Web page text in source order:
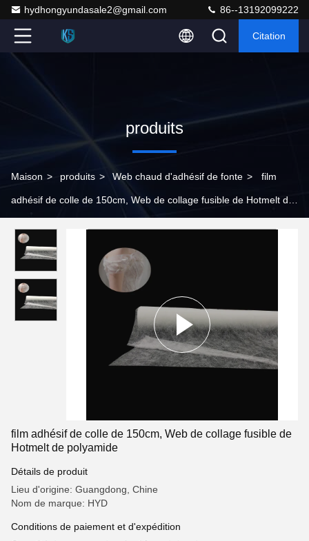
hydhongyundasale2@gmail.com 86--13192099222
Citation
produits
Maison > produits > Web chaud d'adhésif de fonte > film
adhésif de colle de 150cm, Web de collage fusible de Hotmelt de
film adhésif de colle de 150cm, Web de collage fusible de
Hotmelt de polyamide
Détails de produit
Lieu d'origine: Guangdong, Chine
Nom de marque: HYD
Conditions de paiement et d'expédition